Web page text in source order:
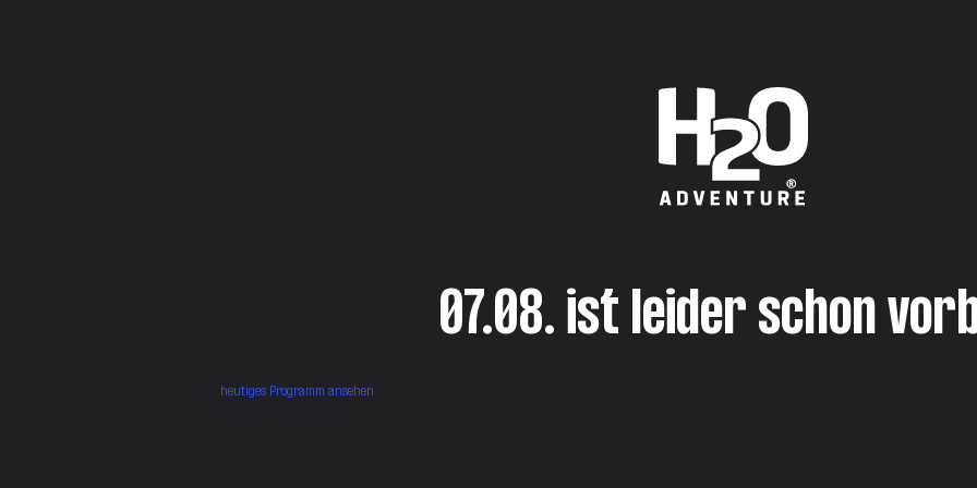
07.08. ist leider schon
heutiges Programm ansehen